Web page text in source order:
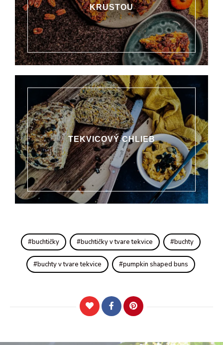
KRUSTOU
TEKVICOVÝ CHLIEB
buchtičky buchtičky v tvare tekvice buchty
buchty v tvare tekvice pumpkin shaped buns